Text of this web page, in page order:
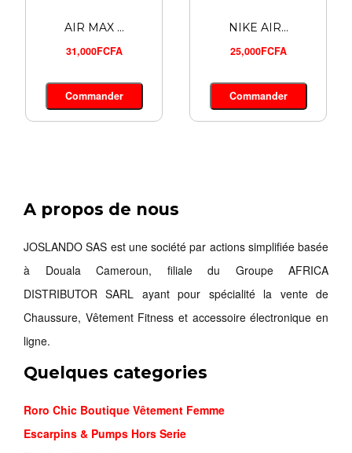
12,900FCFA
Commander
AIR MAX ...
31,000FCFA
Commander
NIKE AIR...
25,000FCFA
Commander
A propos de nous
JOSLANDO SAS est une société par actions simplifiée basée
à Douala Cameroun, filiale du Groupe AFRICA
DISTRIBUTOR SARL ayant pour spécialité la vente de
Chaussure, Vêtement Fitness et accessoire électronique en
ligne.
Quelques categories
Roro Chic Boutique Vêtement Femme
Escarpins & Pumps Hors Serie